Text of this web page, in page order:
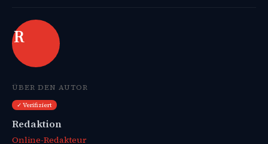
R
ÜBER DEN AUTOR
✓ Verifiziert
Redaktion
Online-Redakteur